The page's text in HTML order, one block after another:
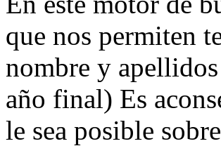
que nos permiten
nombre y
año final) Es
le sea posible